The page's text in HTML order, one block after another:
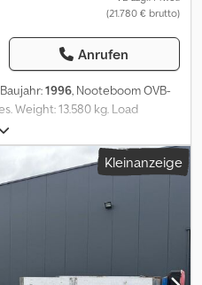
(21.780 € brutto)
Anrufen
1996, Nooteboom OVB-
Weight: 13.580 kg. Load
kg. Kingpin load: 18.000 kg.
Powersteering 3 steering
works on NATO. Dimmensions: L:
Dkedpozpvp Dofx Acnjr Tyres:
NR: 419. The General Terms
to all adverts, offers
entered into by
them. By any form of
of the General Terms and
Kleinanzeige